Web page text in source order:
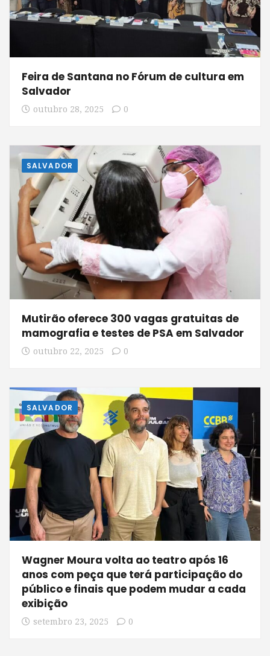
Feira de Santana no Fórum de cultura em
Salvador
outubro 28, 2025 0
SALVADOR
Mutirão oferece 300 vagas gratuitas de
mamografia e testes de PSA em Salvador
outubro 22, 2025 0
SALVADOR
Wagner Moura volta ao teatro após 16
anos com peça que terá participação do
público e finais que podem mudar a cada
exibição
setembro 23, 2025 0